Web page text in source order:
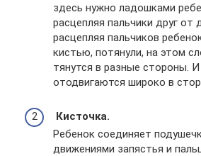
здесь нужно ладошками
расцепляя пальчики друг от
расцепляя пальчиков
кистью, потянули, на этом
тянутся в разные стороны.
отодвигаются широко в
Кисточка.
Ребенок соединяет
движениями запястья и